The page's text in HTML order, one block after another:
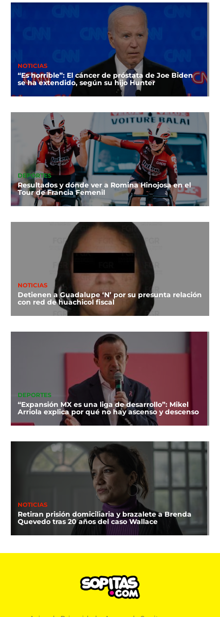
NOTICIAS
“Es horrible”: El cáncer de próstata de Joe Biden
se ha extendido, según su hijo Hunter
DEPORTES
Resultados y dónde ver a Romina Hinojosa en el
Tour de Francia Femenil
NOTICIAS
Detienen a Guadalupe ‘N’ por su presunta relación
con red de huachicol fiscal
DEPORTES
“Expansión MX es una liga de desarrollo”: Mikel
Arriola explica por qué no hay ascenso y descenso
NOTICIAS
Retiran prisión domiciliaria y brazalete a Brenda
Quevedo tras 20 años del caso Wallace